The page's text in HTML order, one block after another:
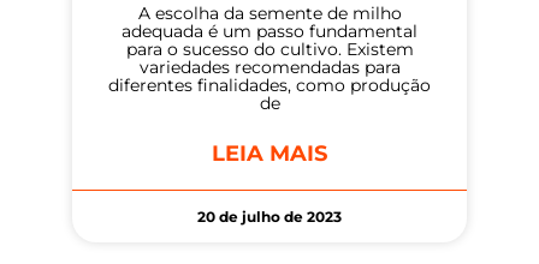
A escolha da semente de milho
adequada é um passo fundamental
para o sucesso do cultivo. Existem
variedades recomendadas para
diferentes finalidades, como produção
de
LEIA MAIS
20 de julho de 2023